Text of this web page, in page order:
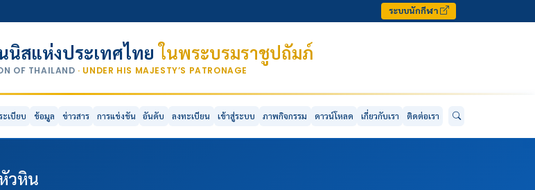
ระบบนักกีฬา
นิสแห่งประเทศไทยในพระบรมราชูปถัมภ์
OF THAILAND · UNDER HIS MAJESTY’S PATRONAGE
เบียบ ข้อมูล ข่าวสาร การแข่งขัน อันดับ ลงทะเบียน เข้าสู่ระบบ ภาพกิจกรรม ดาวน์โหลด เกี่ยวกับเรา ติดต่อเรา
วหิน